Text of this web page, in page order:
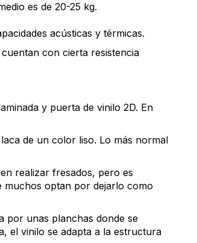
es de 20-25 kg.
acústicas y térmicas.
con cierta resistencia
y puerta de vinilo 2D. En
de un color liso. Lo más normal
realizar fresados, pero es
muchos optan por dejarlo como
por unas planchas donde se
el vinilo se adapta a la estructura